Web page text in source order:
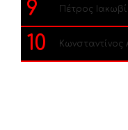
9 Πέτρος
10